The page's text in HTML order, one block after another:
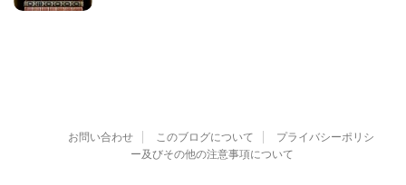
お問い合わせ このブログについて
プライバシーポリシ
ー及びその他の注意事項について